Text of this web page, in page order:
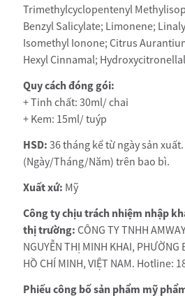
Trimethylcyclopentenyl
Benzyl Salicylate; Limonene;
Isomethyl Ionone; Citrus
Hexyl Cinnamal;
Quy cách đóng gói:
+ Tinh chất: 30ml/ chai
+ Kem: 15ml/ tuýp
HSD: 36 tháng kể từ ngày sản xuất.
(Ngày/Tháng/Năm) trên bao bì.
Xuất xứ: Mỹ
Công ty chịu trách nhiệm nhập
thị trường: CÔNG TY TNHH
NGUYỄN THỊ MINH KHAI, PHƯỜNG
HỒ CHÍ MINH, VIỆT NAM. Hotline:
Phiếu công bố sản phẩm mỹ